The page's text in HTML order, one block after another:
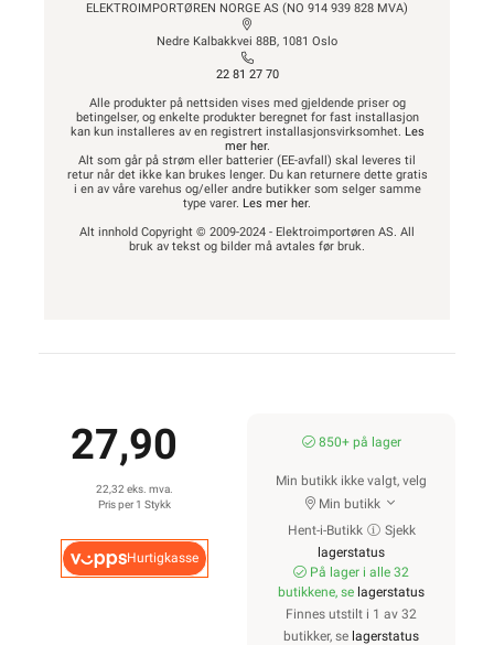
ELEKTROIMPORTØREN NORGE AS (NO 914 939 828 MVA)
Nedre Kalbakkvei 88B, 1081 Oslo
22 81 27 70
Alle produkter på nettsiden vises med gjeldende priser og
betingelser, og enkelte produkter beregnet for fast installasjon
kan kun installeres av en registrert installasjonsvirksomhet. Les
mer her.
Alt som går på strøm eller batterier (EE-avfall) skal leveres til
retur når det ikke kan brukes lenger. Du kan returnere dette gratis
i en av våre varehus og/eller andre butikker som selger samme
type varer. Les mer her.
Alt innhold Copyright © 2009-2024 - Elektroimportøren AS. All
bruk av tekst og bilder må avtales før bruk.
27,90
22,32 eks. mva.
Pris per 1 Stykk
Hurtigkasse
850+ på lager
Min butikk ikke valgt, velg
Min butikk
Hent-i-Butikk
Sjekk
lagerstatus
På lager i alle 32
butikkene, se lagerstatus
Finnes utstilt i 1 av 32
butikker, se lagerstatus